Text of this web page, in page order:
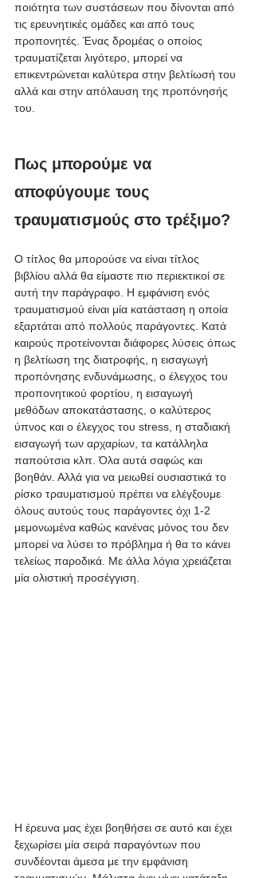
ποιότητα των συστάσεων που δίνονται από
τις ερευνητικές ομάδες και από τους
προπονητές. Ένας δρομέας ο οποίος
τραυματίζεται λιγότερο, μπορεί να
επικεντρώνεται καλύτερα στην βελτίωσή του
αλλά και στην απόλαυση της προπόνησής
του.
Πως μπορούμε να
αποφύγουμε τους
τραυματισμούς στο τρέξιμο?
Ο τίτλος θα μπορούσε να είναι τίτλος
βιβλίου αλλά θα είμαστε πιο περιεκτικοί σε
αυτή την παράγραφο. Η εμφάνιση ενός
τραυματισμού είναι μία κατάσταση η οποία
εξαρτάται από πολλούς παράγοντες. Κατά
καιρούς προτείνονται διάφορες λύσεις όπως
η βελτίωση της διατροφής, η εισαγωγή
προπόνησης ενδυνάμωσης, ο έλεγχος του
προπονητικού φορτίου, η εισαγωγή
μεθόδων αποκατάστασης, ο καλύτερος
ύπνος και ο έλεγχος του stress, η σταδιακή
εισαγωγή των αρχαρίων, τα κατάλληλα
παπούτσια κλπ. Όλα αυτά σαφώς και
βοηθάν. Αλλά για να μειωθεί ουσιαστικά το
ρίσκο τραυματισμού πρέπει να ελέγξουμε
όλους αυτούς τους παράγοντες όχι 1-2
μεμονωμένα καθώς κανένας μόνος του δεν
μπορεί να λύσει το πρόβλημα ή θα το κάνει
τελείως παροδικά. Με άλλα λόγια χρειάζεται
μία ολιστική προσέγγιση.
Η έρευνα μας έχει βοηθήσει σε αυτό και έχει
ξεχωρίσει μία σειρά παραγόντων που
συνδέονται άμεσα με την εμφάνιση